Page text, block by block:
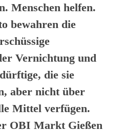
Menschen helfen.
bewahren die
Vernichtung und
die sie
aber nicht über
Mittel verfügen.
OBI Markt Gießen